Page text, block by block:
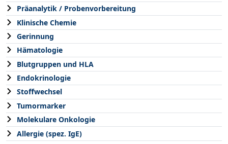
Präanalytik / Probenvorbereitung
Klinische Chemie
Gerinnung
Hämatologie
Blutgruppen und HLA
Endokrinologie
Stoffwechsel
Tumormarker
Molekulare Onkologie
Allergie (spez. IgE)